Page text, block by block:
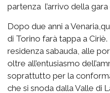
partenza l’arrivo della
Dopo due anni a
di Torino farà tappa a
residenza sabauda, alle
oltre all’entusiasmo
soprattutto per la
che si snoda dalla Valle di